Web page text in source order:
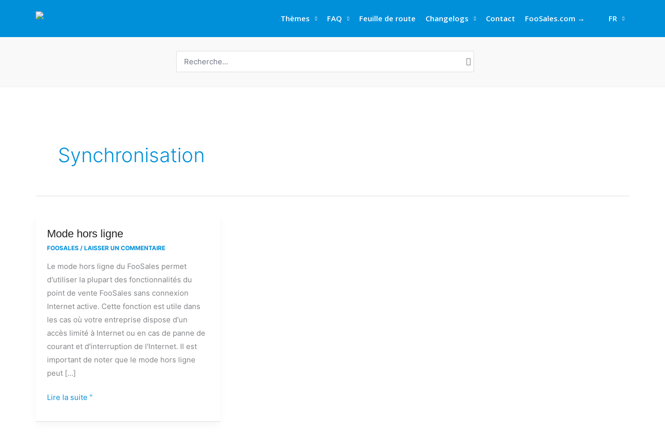
Thèmes FAQ Feuille de route Changelogs Contact FooSales.com → FR
de
:
Synchronisation
Mode hors ligne
FOOSALES / LAISSER UN COMMENTAIRE
Le mode hors ligne du FooSales permet
d'utiliser la plupart des fonctionnalités du
point de vente FooSales sans connexion
Internet active. Cette fonction est utile dans
les cas où votre entreprise dispose d'un
accès limité à Internet ou en cas de panne de
courant et d'interruption de l'Internet. Il est
important de noter que le mode hors ligne
peut [...]
Mode
hors
Lire la suite "